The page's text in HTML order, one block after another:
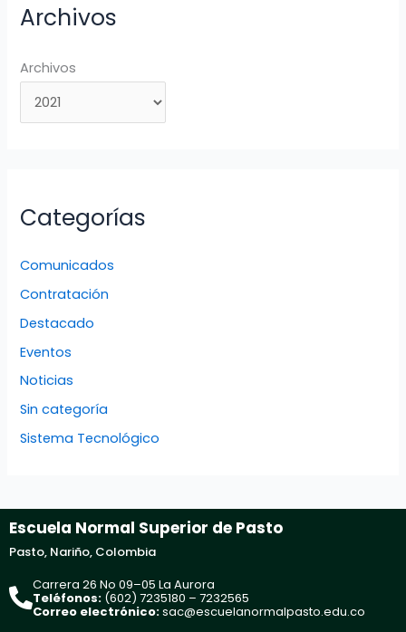
Archivos
Archivos
Categorías
Comunicados
Contratación
Destacado
Eventos
Noticias
Sin categoría
Sistema Tecnológico
Escuela Normal Superior de Pasto
Pasto, Nariño, Colombia
Carrera 26 No 09–05 La Aurora
Teléfonos: (602) 7235180 – 7232565
Correo electrónico:sac@escuelanormalpasto.edu.co